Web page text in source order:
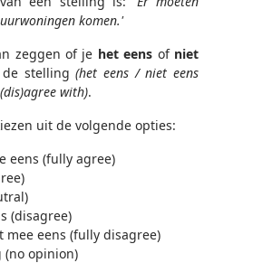
komen.'
zeggen of je het eens of niet
de stelling(het eens / niet eens
with).
uit de volgende opties:
eens (fully agree)
(disagree)
mee eens (fully disagree)
(no opinion)